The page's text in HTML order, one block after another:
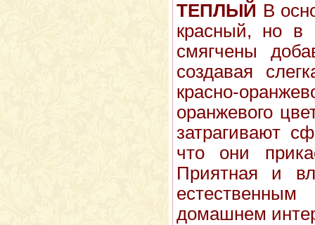
ТЕПЛЫЙ В
красный, но в
смягчены
создавая
красно-
оранжевого
за­трагивают
что они
Приятная и
домашнем